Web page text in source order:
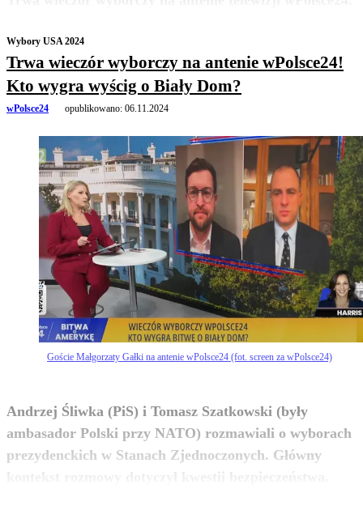
Wybory USA 2024
Trwa wieczór wyborczy na antenie wPolsce24!
Kto wygra wyścig o Biały Dom?
wPolsce24 opublikowano: 06.11.2024
Goście Małgorzaty Gałki na antenie wPolsce24 (fot. screen za wPolsce24)
Andrzej Śliwka (PiS) i Tomasz Szatkowski (były
ambasador Polski przy NATO) rozmawiali o wyborach
prezydenckich w Stanach Zjednoczonych. Główny
kontekst rozmowy dotyczył kwestii bezpieczeństwa.
zobacz więcej